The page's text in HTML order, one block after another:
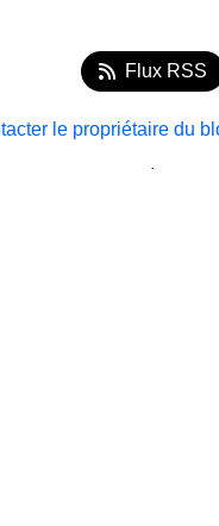
Flux RSS
le propriétaire du
.